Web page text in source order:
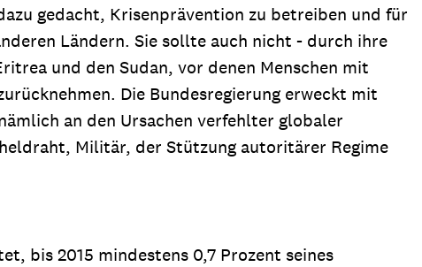
gedacht, Krisenprävention zu betreiben und für
Ländern. Sie sollte auch nicht - durch ihre
und den Sudan, vor denen Menschen mit
Die Bundesregierung erweckt mit
an den Ursachen verfehlter globaler
Militär, der Stützung autoritärer Regime
bis 2015 mindestens 0,7 Prozent seines